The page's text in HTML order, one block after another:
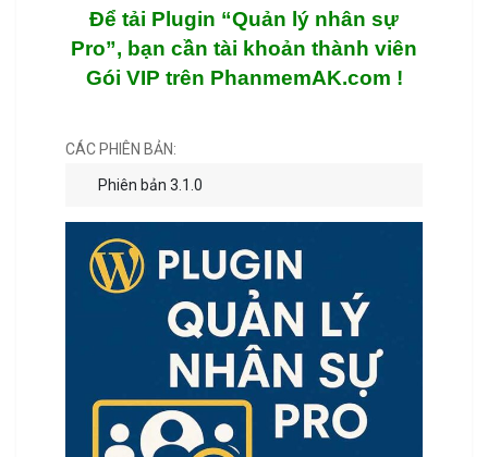
Để tải Plugin “Quản lý nhân sự
Pro”, bạn cần tài khoản thành viên
Gói VIP trên PhanmemAK.com !
CÁC PHIÊN BẢN:
Phiên bản 3.1.0